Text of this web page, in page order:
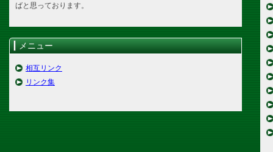
ばと思っております。
メニュー
相互リンク
リンク集